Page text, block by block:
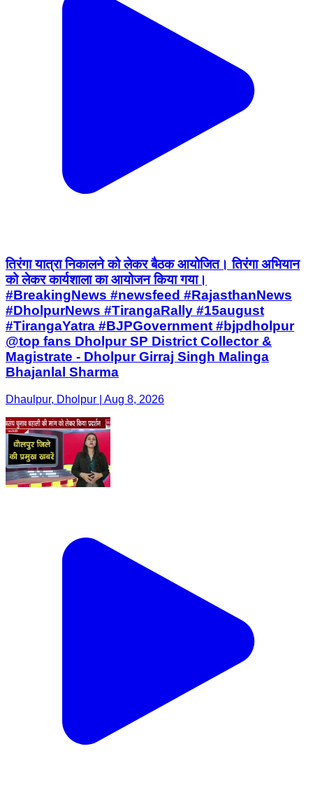
तिरंगा यात्रा निकालने को लेकर बैठक आयोजित। तिरंगा अभियान
को लेकर कार्यशाला का आयोजन किया गया।
#BreakingNews #newsfeed #RajasthanNews
#DholpurNews #TirangaRally #15august
#TirangaYatra #BJPGovernment #bjpdholpur
@top fans Dholpur SP District Collector &
Magistrate - Dholpur Girraj Singh Malinga
Bhajanlal Sharma
Dhaulpur, Dholpur | Aug 8, 2026